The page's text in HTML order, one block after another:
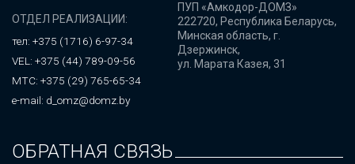
ОТДЕЛ РЕАЛИЗАЦИИ:
тел: +375 (1716) 6-97-34
VEL: +375 (44) 789-09-56
МТС: +375 (29) 765-65-34
e-mail: d_omz@domz.by
ПУП «Амкодор-ДОМЗ»
222720, Республика Беларусь,
Минская область, г.
Дзержинск,
ул. Марата Казея, 31
ОБРАТНАЯ СВЯЗЬ